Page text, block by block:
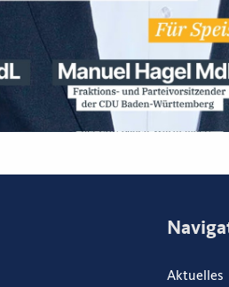
Aktuelles